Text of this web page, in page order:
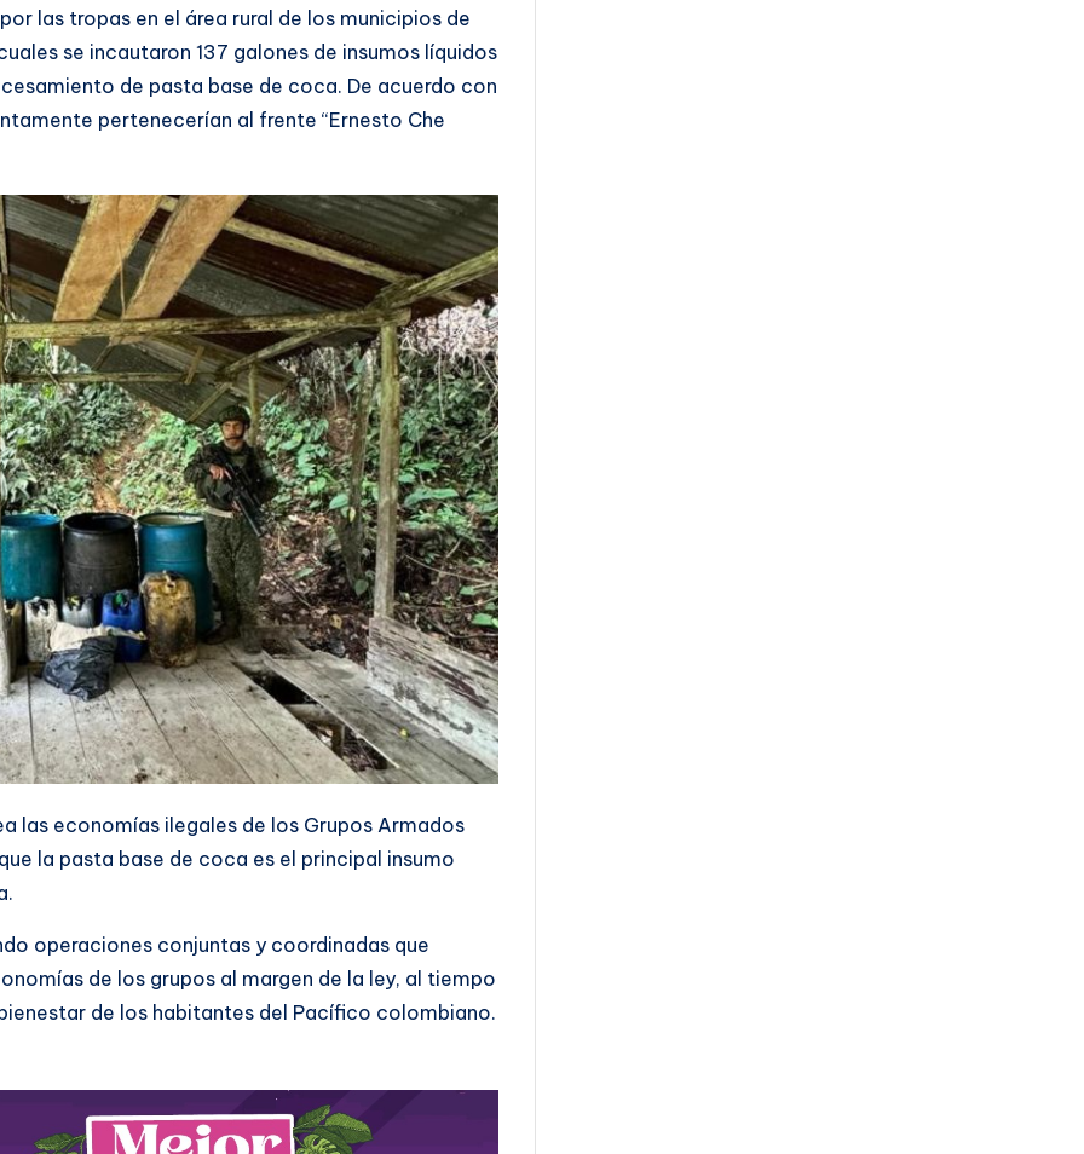
las tropas en el área rural de los municipios de
se incautaron 137 galones de insumos líquidos
de pasta base de coca. De acuerdo con
pertenecerían al frente “Ernesto Che
las economías ilegales de los Grupos Armados
la pasta base de coca es el principal insumo
operaciones conjuntas y coordinadas que
de los grupos al margen de la ley, al tiempo
de los habitantes del Pacífico colombiano.